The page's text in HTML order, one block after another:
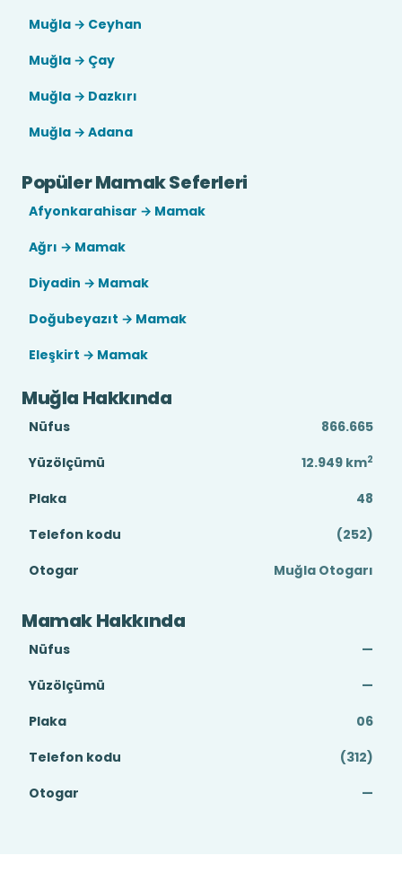
Muğla → Ceyhan
Muğla → Çay
Muğla → Dazkırı
Muğla → Adana
Popüler Mamak Seferleri
Afyonkarahisar → Mamak
Ağrı → Mamak
Diyadin → Mamak
Doğubeyazıt → Mamak
Eleşkirt → Mamak
Muğla Hakkında
Nüfus
866.665
Yüzölçümü
12.949 km2
Plaka
48
Telefon kodu
(252)
Otogar
Muğla Otogarı
Mamak Hakkında
Nüfus
—
Yüzölçümü
—
Plaka
06
Telefon kodu
(312)
Otogar
—